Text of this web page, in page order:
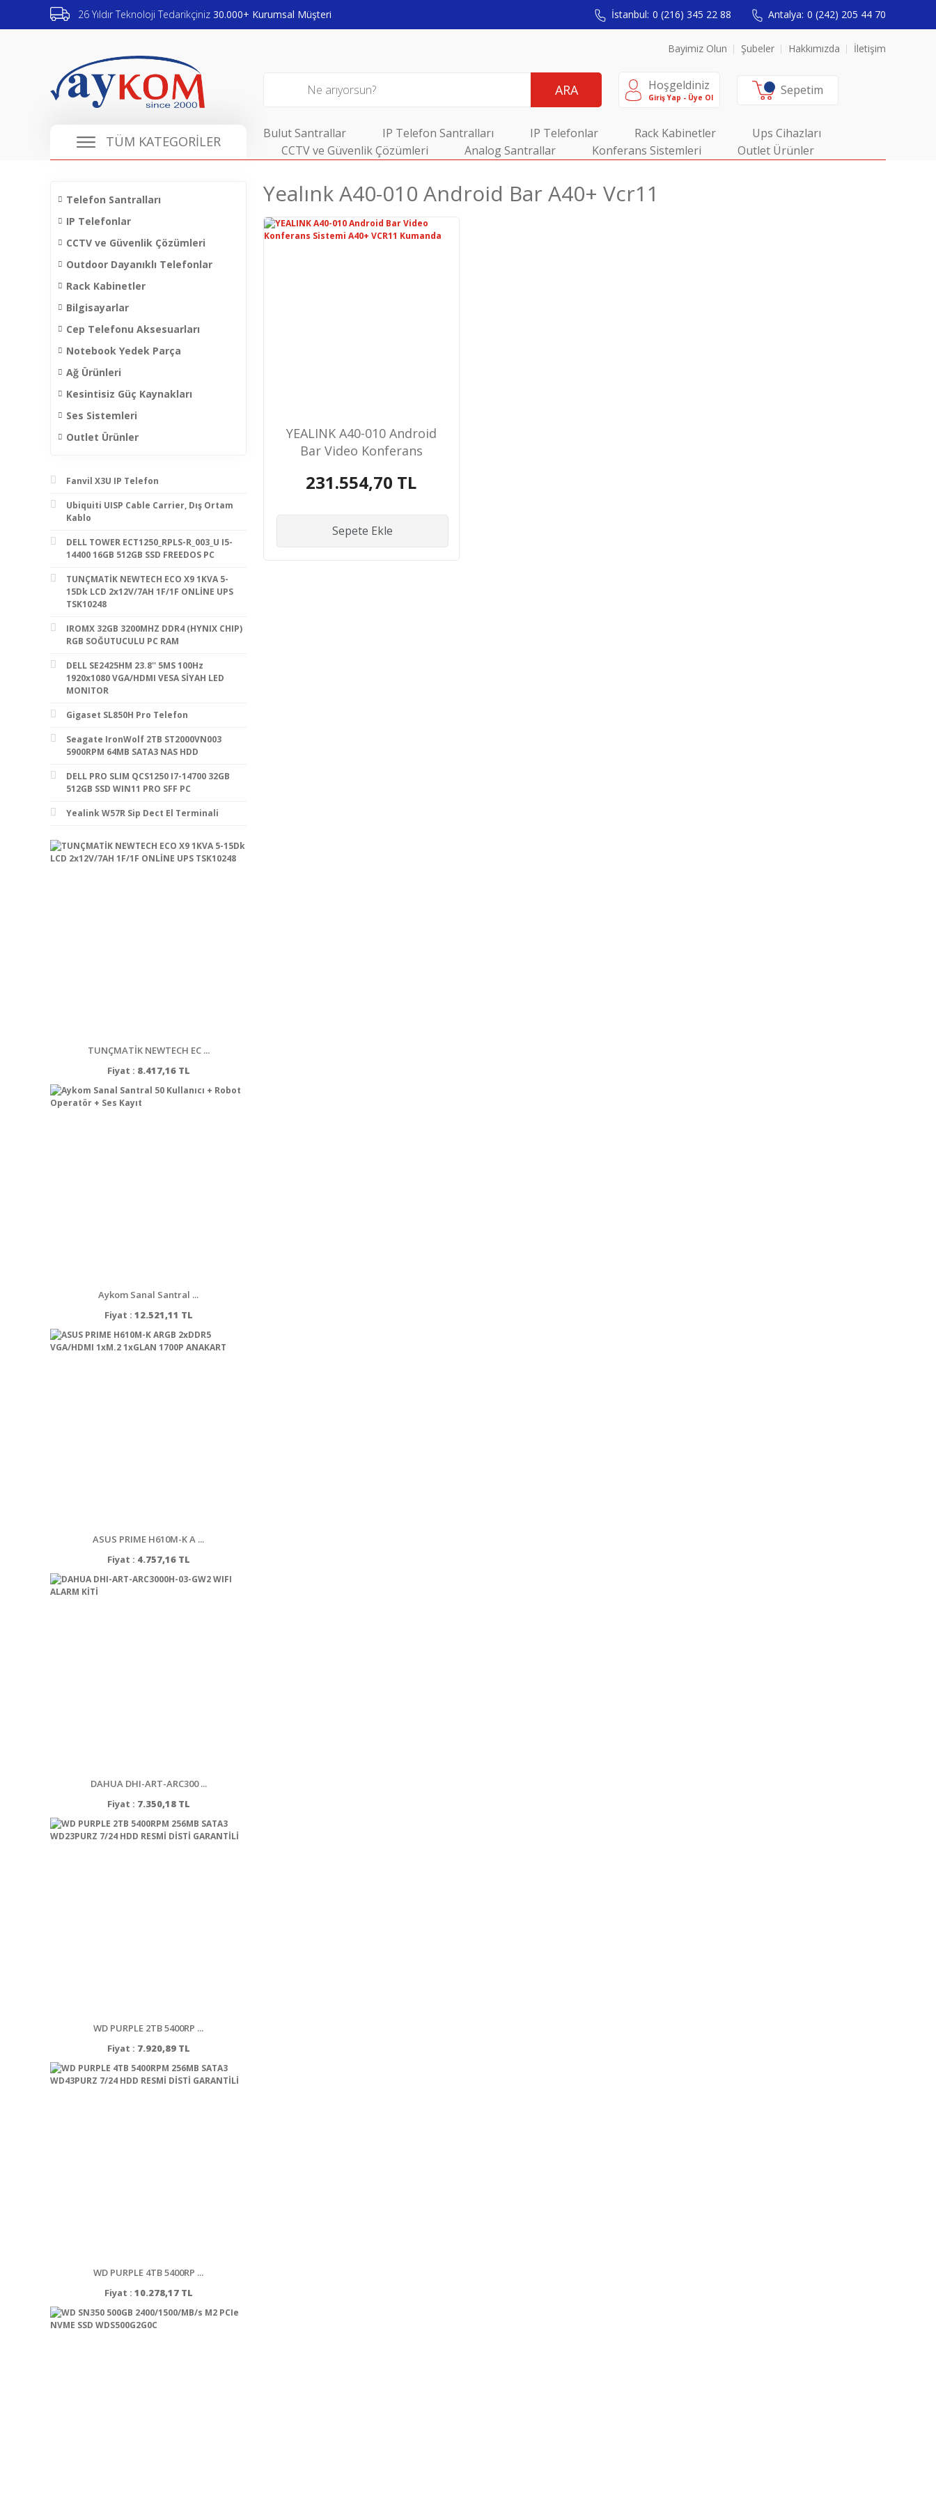
26 Yıldır Teknoloji Tedarikçiniz 30.000+ Kurumsal Müşteri İstanbul: 0 (216) 345 22 88 Antalya: 0 (242) 205 44 70
Bayimiz Olun Şubeler Hakkımızda İletişim
ARA Hoşgeldiniz
Giriş Yap - Üye Ol Sepetim
TÜM KATEGORİLER Bulut Santrallar IP Telefon Santralları IP Telefonlar Rack Kabinetler
Ups Cihazları
CCTV ve Güvenlik Çözümleri
Analog Santrallar Konferans Sistemleri Outlet Ürünler
Telefon Santralları
IP Telefonlar
CCTV ve Güvenlik Çözümleri
Outdoor Dayanıklı Telefonlar
Rack Kabinetler
Bilgisayarlar
Cep Telefonu Aksesuarları
Notebook Yedek Parça
Ağ Ürünleri
Kesintisiz Güç Kaynakları
Ses Sistemleri
Outlet Ürünler
Fanvil X3U IP Telefon
Ubiquiti UISP Cable Carrier, Dış Ortam
Kablo
DELL TOWER ECT1250_RPLS-R_003_U I5-
14400 16GB 512GB SSD FREEDOS PC
TUNÇMATİK NEWTECH ECO X9 1KVA 5-
15Dk LCD 2x12V/7AH 1F/1F ONLİNE UPS
TSK10248
IROMX 32GB 3200MHZ DDR4 (HYNIX CHIP)
RGB SOĞUTUCULU PC RAM
DELL SE2425HM 23.8'' 5MS 100Hz
1920x1080 VGA/HDMI VESA SİYAH LED
MONITOR
Gigaset SL850H Pro Telefon
Seagate IronWolf 2TB ST2000VN003
5900RPM 64MB SATA3 NAS HDD
DELL PRO SLIM QCS1250 I7-14700 32GB
512GB SSD WIN11 PRO SFF PC
Yealink W57R Sip Dect El Terminali
TUNÇMATİK NEWTECH EC ...
Fiyat : 8.417,16 TL
Aykom Sanal Santral ...
Fiyat : 12.521,11 TL
ASUS PRIME H610M-K A ...
Fiyat : 4.757,16 TL
DAHUA DHI-ART-ARC300 ...
Fiyat : 7.350,18 TL
WD PURPLE 2TB 5400RP ...
Fiyat : 7.920,89 TL
WD PURPLE 4TB 5400RP ...
Fiyat : 10.278,17 TL
Yealınk A40-010 Android Bar A40+ Vcr11
YEALINK A40-010 Android
Bar Video Konferans
Kumanda
231.554,70 TL
Sepete Ekle